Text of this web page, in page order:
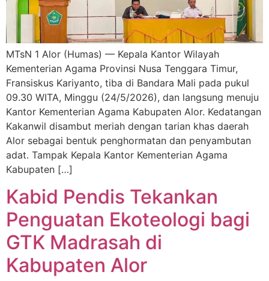
MTsN 1 Alor (Humas) — Kepala Kantor Wilayah
Kementerian Agama Provinsi Nusa Tenggara Timur,
Fransiskus Kariyanto, tiba di Bandara Mali pada pukul
09.30 WITA, Minggu (24/5/2026), dan langsung menuju
Kantor Kementerian Agama Kabupaten Alor. Kedatangan
Kakanwil disambut meriah dengan tarian khas daerah
Alor sebagai bentuk penghormatan dan penyambutan
adat. Tampak Kepala Kantor Kementerian Agama
Kabupaten […]
Kabid Pendis Tekankan
Penguatan Ekoteologi bagi
GTK Madrasah di
Kabupaten Alor